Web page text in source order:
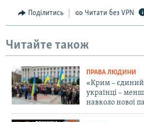
Поділитись Читати без VPN
Читайте також
ПРАВА ЛЮДИНИ
«Крим – єдиний
українці –
навколо нової